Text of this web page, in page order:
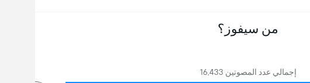
من سيفوز؟
إجمالي عدد المصوتين 16,433